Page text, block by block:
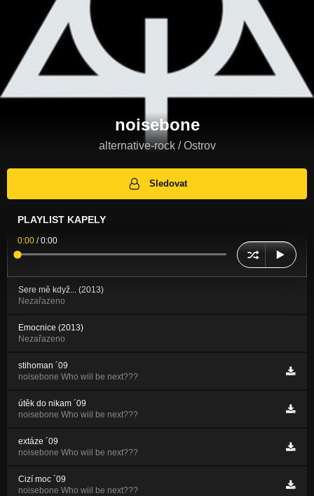
noisebone
alternative-rock / Ostrov
Sledovat
PLAYLIST KAPELY
0:00 /0:00
Sere mě když... (2013)
Nezařazeno
Emocnice (2013)
Nezařazeno
stihoman ´09
noisebone Who wiil be next???
útěk do nikam ´09
noisebone Who wiil be next???
extáze ´09
noisebone Who wiil be next???
Cizí moc ´09
noisebone Who wiil be next???